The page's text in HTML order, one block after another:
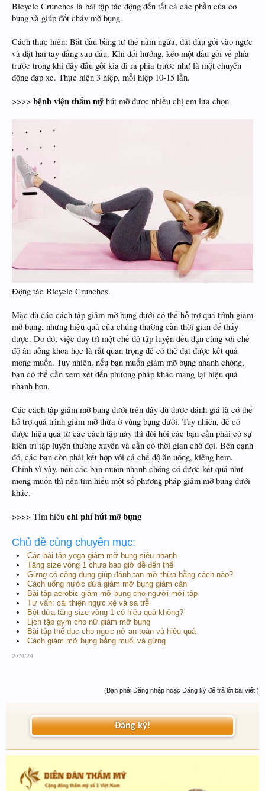
Bicycle Crunches là bài tập tác động đến tất cả các phần của cơ
bụng và giúp đốt cháy mỡ bụng.
Cách thực hiện: Bắt đầu bằng tư thế nằm ngửa, đặt đầu gối vào ngực
và đặt hai tay đằng sau đầu. Khi đổi hướng, kéo một đầu gối về phía
trước trong khi đẩy đầu gối kia đi ra phía trước như là một chuyển
động đạp xe. Thực hiện 3 hiệp, mỗi hiệp 10-15 lần.
>>>> bệnh viện thẩm mỹ hút mỡ được nhiều chị em lựa chọn
Động tác Bicycle Crunches.
Mặc dù các cách tập giảm mỡ bụng dưới có thể hỗ trợ quá trình giảm
mỡ bụng, nhưng hiệu quả của chúng thường cần thời gian để thấy
được. Do đó, việc duy trì một chế độ tập luyện đều đặn cùng với chế
độ ăn uống khoa học là rất quan trọng để có thể đạt được kết quả
mong muốn. Tuy nhiên, nếu bạn muốn giảm mỡ bụng nhanh chóng,
bạn có thể cần xem xét đến phương pháp khác mang lại hiệu quả
nhanh hơn.
Các cách tập giảm mỡ bụng dưới trên đây dù được đánh giá là có thể
hỗ trợ quá trình giảm mỡ thừa ở vùng bụng dưới. Tuy nhiên, để có
được hiệu quả từ các cách tập này thì đòi hỏi các bạn cần phải có sự
kiên trì tập luyện thường xuyên và cần có thời gian chờ đợi. Bên cạnh
đó, các bạn còn phải kết hợp với cả chế độ ăn uống, kiêng hem.
Chính vì vậy, nếu các bạn muốn nhanh chóng có được kết quả như
mong muốn thì nên tìm hiểu một số phương pháp giảm mỡ bụng dưới
khác.
>>>> Tìm hiểu chi phí hút mỡ bụng
Chủ đề cùng chuyên mục:
Các bài tập yoga giảm mỡ bụng siêu nhanh
Tăng size vòng 1 chưa bao giờ dễ đến thế
Gừng có công dụng giúp đánh tan mỡ thừa bằng cách nào?
Cách uống nước dừa giảm mỡ bụng giảm cân
Bài tập aerobic giảm mỡ bụng cho người mới tập
Tư vấn: cải thiện ngực xệ và sa trễ
Bột dứa tăng size vòng 1 có hiệu quả không?
Lịch tập gym cho nữ giảm mỡ bụng
Bài tập thể dục cho ngực nở an toàn và hiệu quả
Cách giảm mỡ bụng bằng muối và gừng
27/4/24
(Bạn phải Đăng nhập hoặc Đăng ký để trả lời bài viết.)
Đăng ký!